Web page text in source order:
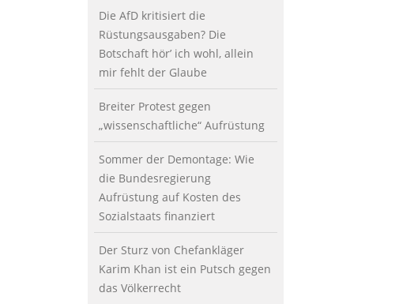
Die AfD kritisiert die
Rüstungsausgaben? Die
Botschaft hör’ ich wohl, allein
mir fehlt der Glaube
Breiter Protest gegen
„wissenschaftliche“ Aufrüstung
Sommer der Demontage: Wie
die Bundesregierung
Aufrüstung auf Kosten des
Sozialstaats finanziert
Der Sturz von Chefankläger
Karim Khan ist ein Putsch gegen
das Völkerrecht